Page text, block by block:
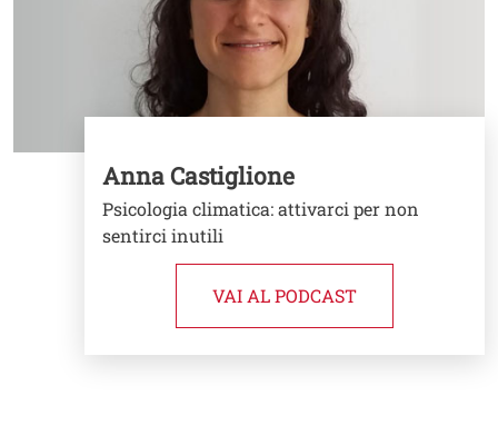
Anna Castiglione
Psicologia climatica: attivarci per non
sentirci inutili
VAI AL PODCAST